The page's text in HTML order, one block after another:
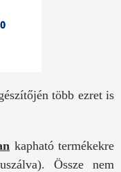
több ezret is
kapható termékekre
Össze nem